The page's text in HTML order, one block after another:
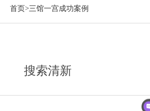
首页>三馆一宫成功案例
搜索清新